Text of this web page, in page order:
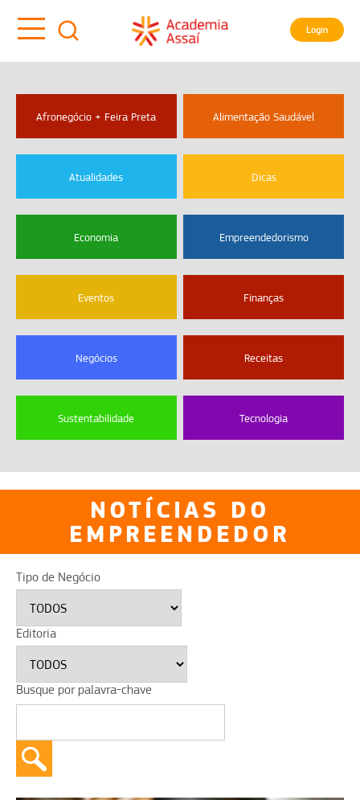
Login
Afronegócio + Feira Preta Alimentação Saudável
Atualidades Dicas
Economia Empreendedorismo
Eventos Finanças
Negócios Receitas
Sustentabilidade Tecnologia
NOTÍCIAS DO
EMPREENDEDOR
Tipo de Negócio
Editoria
Busque por palavra-chave